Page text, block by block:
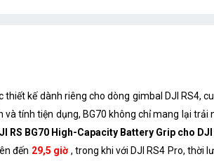
thiết kế dành riêng cho dòng gimbal DJI RS4,
tính tiện dụng, BG70 không chỉ mang lại
RS BG70 High-Capacity Battery Grip cho DJI
đến 29,5 giờ , trong khi với DJI RS4 Pro, thời